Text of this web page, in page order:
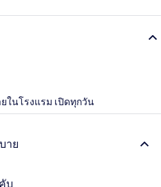
ในโรงแรม เปิดทุกวัน
าย
บ